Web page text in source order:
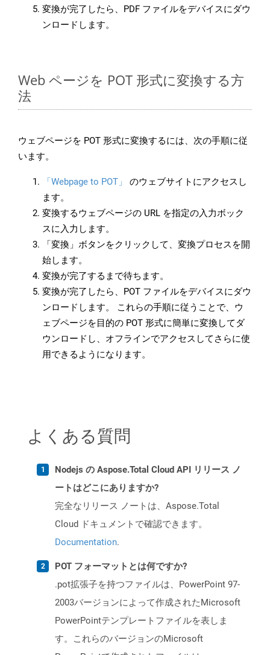
変換が完了したら、PDF ファイルをデバイスにダウ
ンロードします。
Web ページを POT 形式に変換する方
法
ウェブページを POT 形式に変換するには、次の手順に従
います。
「Webpage to POT」
のウェブサイトにアクセスし
ます。
変換するウェブページの URL を指定の入力ボック
スに入力します。
「変換」ボタンをクリックして、変換プロセスを開
始します。
変換が完了するまで待ちます。
変換が完了したら、POT ファイルをデバイスにダウ
ンロードします。 これらの手順に従うことで、ウ
ェブページを目的の POT 形式に簡単に変換してダ
ウンロードし、オフラインでアクセスしてさらに使
用できるようになります。
よくある質問
Nodejs の Aspose.Total Cloud API リリース ノ
ートはどこにありますか?
完全なリリース ノートは、Aspose.Total
Cloud ドキュメントで確認できます。
Documentation.
POT フォーマットとは何ですか?
.pot拡張子を持つファイルは、PowerPoint 97-
2003バージョンによって作成されたMicrosoft
PowerPointテンプレートファイルを表しま
す。これらのバージョンのMicrosoft